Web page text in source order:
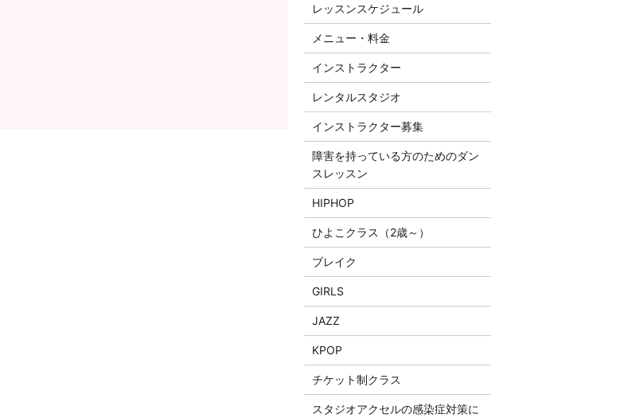
レッスンスケジュール
メニュー・料金
インストラクター
レンタルスタジオ
インストラクター募集
障害を持っている方のためのダン
スレッスン
HIPHOP
ひよこクラス（2歳～）
ブレイク
GIRLS
JAZZ
KPOP
チケット制クラス
スタジオアクセルの感染症対策に